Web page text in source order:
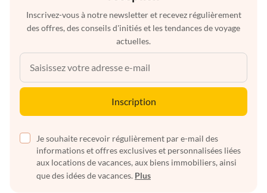
Inscrivez-vous à notre newsletter et recevez régulièrement
des offres, des conseils d'initiés et les tendances de voyage
actuelles.
Inscription
Je souhaite recevoir régulièrement par e-mail des
informations et offres exclusives et personnalisées liées
aux locations de vacances, aux biens immobiliers, ainsi
que des idées de vacances. Plus